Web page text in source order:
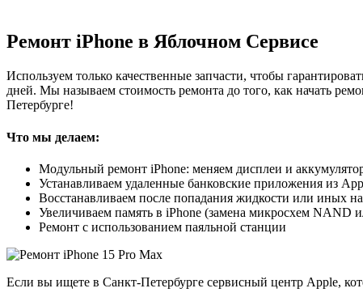
Ремонт iPhone в Яблочном Сервисе
Используем только качественные запчасти, чтобы
дней. Мы называем стоимость ремонта до того, как начать
Петербурге!
Что мы делаем:
Модульный ремонт iPhone: меняем дисплеи и
Устанавливаем удаленные банковские приложения из
Восстанавливаем после попадания жидкости или иных
Увеличиваем память в iPhone (замена микросхем NAND
Ремонт с использованием паяльной станции
Если вы ищете в Санкт-Петербурге сервисный центр Apple,